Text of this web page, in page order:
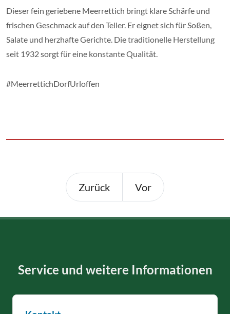
Dieser fein geriebene Meerrettich bringt klare Schärfe und
frischen Geschmack auf den Teller. Er eignet sich für Soßen,
Salate und herzhafte Gerichte. Die traditionelle Herstellung
seit 1932 sorgt für eine konstante Qualität.
#MeerrettichDorfUrloffen
Zurück Vor
Service und weitere Informationen